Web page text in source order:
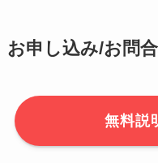
お申し込み/お問
無料説